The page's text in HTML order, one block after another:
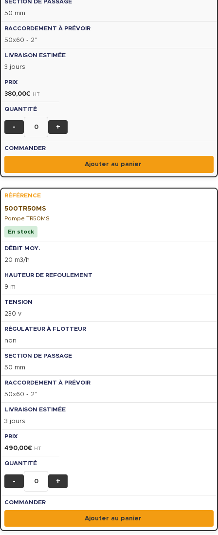
50 mm
50x60 - 2"
3 jours
380,00€ HT
- +
Ajouter au panier
500TR50MS
Pompe TR50MS
En stock
20 m3/h
9 m
230 v
non
50 mm
50x60 - 2"
3 jours
490,00€ HT
- +
Ajouter au panier